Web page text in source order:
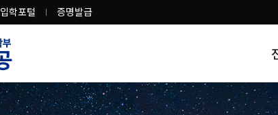
입학포털 증명발급